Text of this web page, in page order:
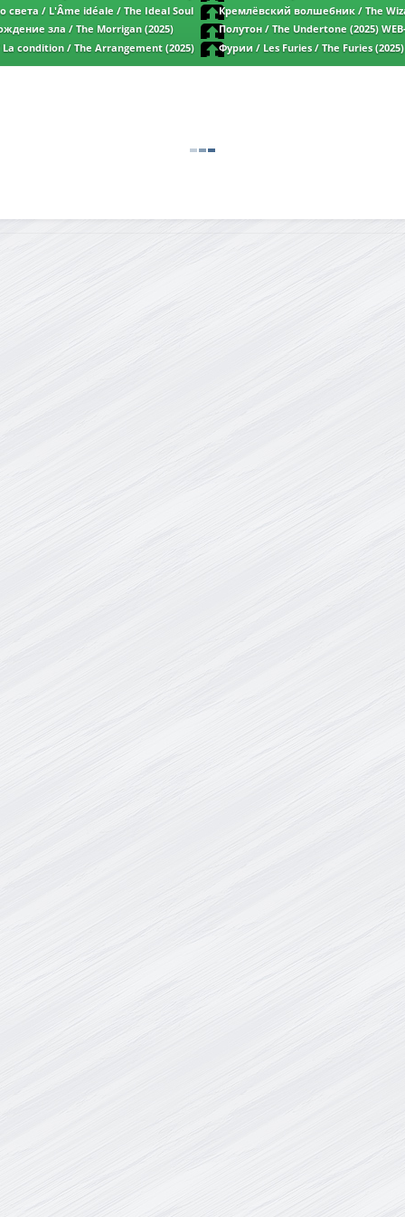
DL 1080p | P
света / L'Âme idéale / The Ideal Soul
| L
Кремлёвский волшебник / The
Kremlin / Le mage du Kremlin (2025) WEB-
зла / The Morrigan (2025)
New-Team | D | Paragraph Media
Полутон / The Undertone (2025)
condition / The Arrangement (2025)
Фурии / Les Furies / The Furies (2025)
L